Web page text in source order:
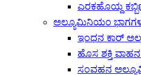
ಎರಕಹೊಯ್ದ
ಅಲ್ಯೂಮಿನಿಯಂ
ಇಂಧನ ಕಾರ್
ಹೊಸ ಶಕ್ತಿ
ಸಂವಹನ